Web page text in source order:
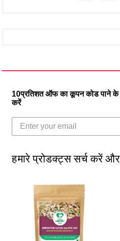
10प्रतिशत ऑफ का कूपन कोड पाने के
करें
हमारे प्रोडक्ट्स सर्च करें